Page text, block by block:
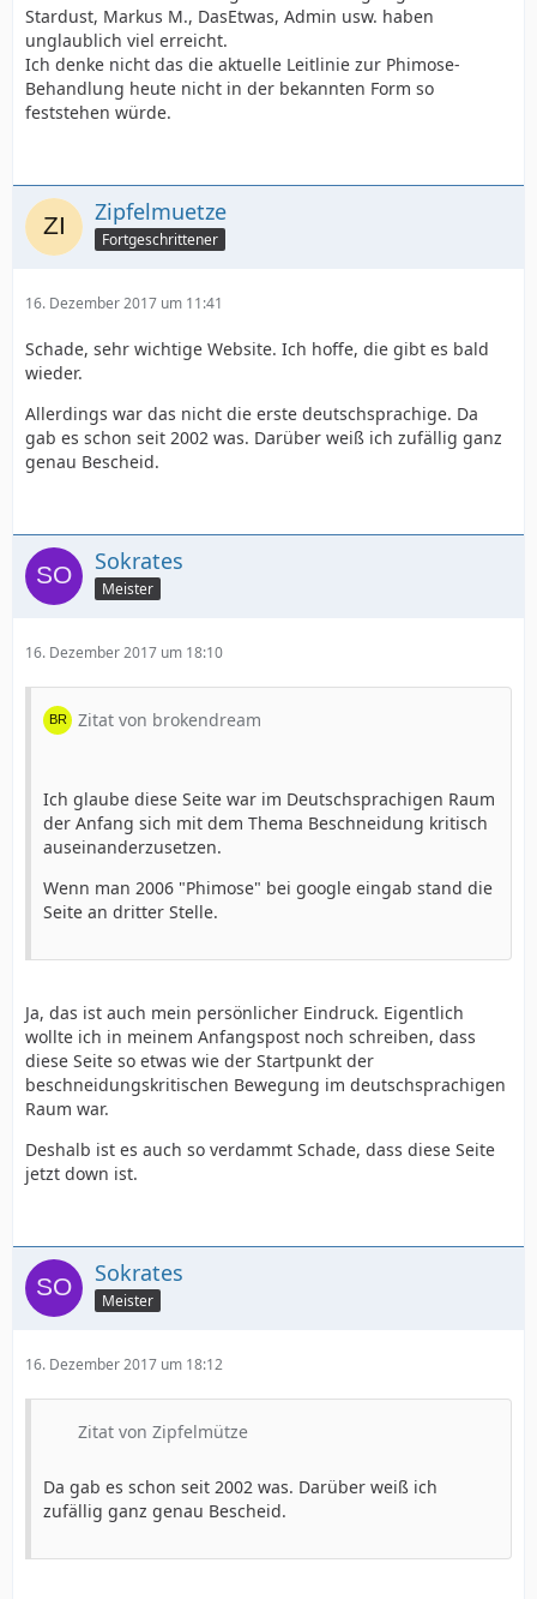
Stardust, Markus M., DasEtwas, Admin usw. haben
unglaublich viel erreicht.
Ich denke nicht das die aktuelle Leitlinie zur Phimose-
Behandlung heute nicht in der bekannten Form so
feststehen würde.
Zipfelmuetze
Fortgeschrittener
16. Dezember 2017 um 11:41
Schade, sehr wichtige Website. Ich hoffe, die gibt es bald
wieder.
Allerdings war das nicht die erste deutschsprachige. Da
gab es schon seit 2002 was. Darüber weiß ich zufällig ganz
genau Bescheid.
Sokrates
Meister
16. Dezember 2017 um 18:10
Zitat von brokendream
Ich glaube diese Seite war im Deutschsprachigen Raum
der Anfang sich mit dem Thema Beschneidung kritisch
auseinanderzusetzen.
Wenn man 2006 "Phimose" bei google eingab stand die
Seite an dritter Stelle.
Ja, das ist auch mein persönlicher Eindruck. Eigentlich
wollte ich in meinem Anfangspost noch schreiben, dass
diese Seite so etwas wie der Startpunkt der
beschneidungskritischen Bewegung im deutschsprachigen
Raum war.
Deshalb ist es auch so verdammt Schade, dass diese Seite
jetzt down ist.
Sokrates
Meister
16. Dezember 2017 um 18:12
Zitat von Zipfelmütze
Da gab es schon seit 2002 was. Darüber weiß ich
zufällig ganz genau Bescheid.